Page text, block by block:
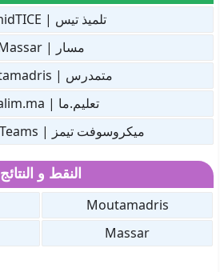
تلميذ تيس | TelmidTICE
مسار | Massar
متمدرس | Moutamadris
تعليم.ما | Taalim.ma
ميكروسوفت تيمز | Microsoft Teams
النقط و النتائج
Moutamadris
Massar